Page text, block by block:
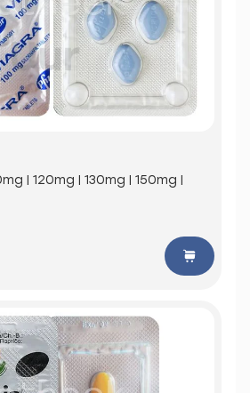
| 120mg | 130mg | 150mg |